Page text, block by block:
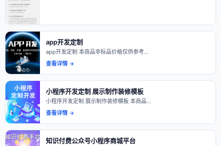
app开发定制
app开发定制 本商品非标品价格仅供参考…
查看详情 →
小程序开发定制 展示制作装修模板
小程序开发定制 展示制作装修模板 本商品…
查看详情 →
知识付费公众号小程序商城平台